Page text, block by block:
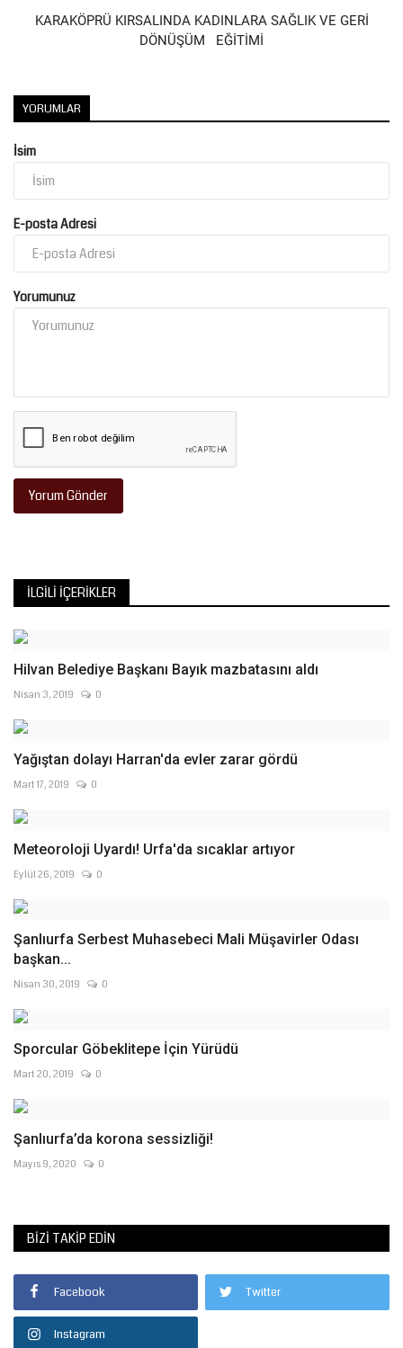
KARAKÖPRÜ KIRSALINDA KADINLARA SAĞLIK VE GERİ
DÖNÜŞÜM EĞİTİMİ
YORUMLAR
İsim
E-posta Adresi
Yorumunuz
Yorum Gönder
İLGILI İÇERIKLER
Hilvan Belediye Başkanı Bayık mazbatasını aldı
Nisan 3, 2019 0
Yağıştan dolayı Harran'da evler zarar gördü
Mart 17, 2019 0
Meteoroloji Uyardı! Urfa'da sıcaklar artıyor
Eylül 26, 2019 0
Şanlıurfa Serbest Muhasebeci Mali Müşavirler Odası
başkan...
Nisan 30, 2019 0
Sporcular Göbeklitepe İçin Yürüdü
Mart 20, 2019 0
Şanlıurfa’da korona sessizliği!
Mayıs 9, 2020 0
BIZI TAKIP EDIN
Facebook Twitter
Instagram